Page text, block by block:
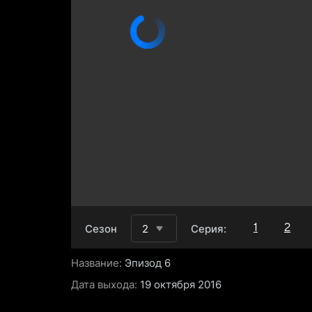
Сезон 2 Серия: 1 2
Название: Эпизод 6
Дата выхода: 19 октября 2016